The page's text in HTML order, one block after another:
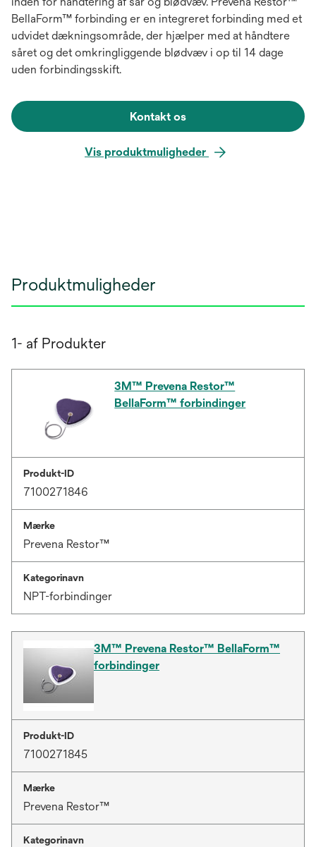
BellaForm™ forbinding er en integreret forbinding med et
udvidet dækningsområde, der hjælper med at håndtere
såret og det omkringliggende blødvæv i op til 14 dage
uden forbindingsskift.
Kontakt os
Vis produktmuligheder
Produktmuligheder
1- af Produkter
3M™ Prevena Restor™
BellaForm™ forbindinger
Produkt-ID
7100271846
Mærke
Prevena Restor™
Kategorinavn
NPT-forbindinger
3M™ Prevena Restor™ BellaForm™
forbindinger
Produkt-ID
7100271845
Mærke
Prevena Restor™
Kategorinavn